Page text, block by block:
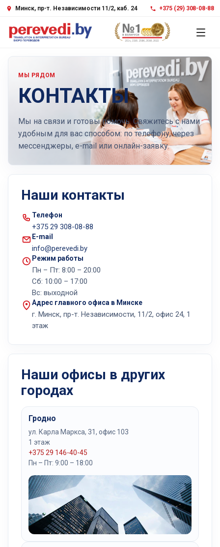
Минск, пр-т. Независимости 11/2, каб. 24 +375 (29) 308-08-88
МЫ РЯДОМ
КОНТАКТЫ
Мы на связи и готовы помочь. Свяжитесь с нами
удобным для вас способом: по телефону, через
мессенджеры, e-mail или онлайн-заявку.
Наши контакты
Телефон
+375 29 308-08-88
E-mail
info@perevedi.by
Режим работы
Пн – Пт: 8:00 – 20:00
Сб: 10:00 – 17:00
Вс: выходной
Адрес главного офиса в Минске
г. Минск, пр-т. Независимости, 11/2, офис 24, 1
этаж
Наши офисы в других
городах
Гродно
ул. Карла Маркса, 31, офис 103
1 этаж
+375 29 146-40-45
Пн – Пт: 9:00 – 18:00